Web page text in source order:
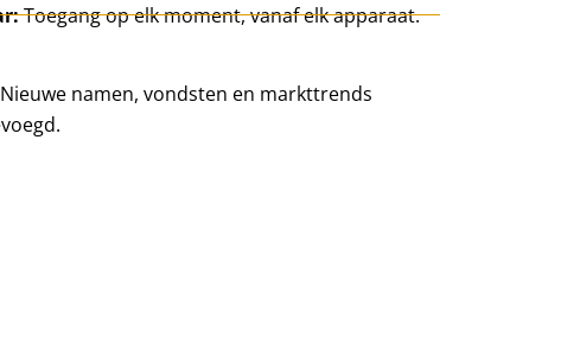
Toegang op elk moment, vanaf elk apparaat.
Nieuwe namen, vondsten en markttrends